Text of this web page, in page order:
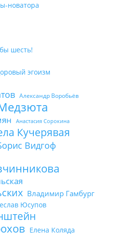
новатора
шесть!
эгоизм
Александр Воробьёв
Анастасия Сорокина
Кучерявая
Видгоф
Владимир Гамбург
Юсупов
Елена Коляда